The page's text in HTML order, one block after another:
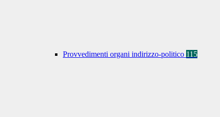
Provvedimenti organi indirizzo-politico 115